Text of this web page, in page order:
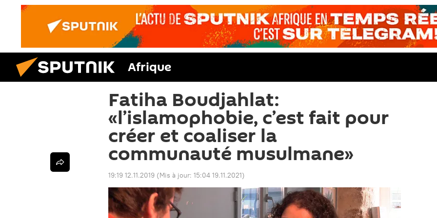
Afrique
Fatiha Boudjahlat:
«l’islamophobie, c’est fait pour
créer et coaliser la
communauté musulmane»
19:19 12.11.2019 (Mis à jour: 15:04 19.11.2021)